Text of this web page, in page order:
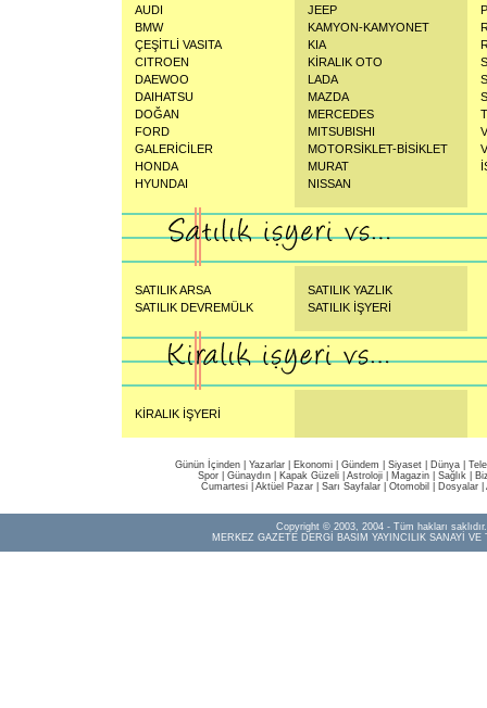
AUDI
BMW
ÇEŞİTLİ VASITA
CITROEN
DAEWOO
DAIHATSU
DOĞAN
FORD
GALERİCİLER
HONDA
HYUNDAI
JEEP
KAMYON-KAMYONET
KIA
KİRALIK OTO
LADA
MAZDA
MERCEDES
MITSUBISHI
MOTORSİKLET-BİSİKLET
MURAT
NISSAN
SATILIK ARSA
SATILIK DEVREMÜLK
SATILIK YAZLIK
SATILIK İŞYERİ
KİRALIK İŞYERİ
Günün İçinden Yazarlar Ekonomi Gündem Siyaset Dünya |
Spor
Günaydın Kapak Güzeli Astroloji Magazin Sağlık
Cumartesi| Aktüel Pazar| Sarı Sayfalar| Otomobil Dosyalar|
Copyright © 2003, 2004 - Tüm hakları saklıdır.
MERKEZ GAZETE DERGİ BASIM YAYINCILIK SANAYİ VE